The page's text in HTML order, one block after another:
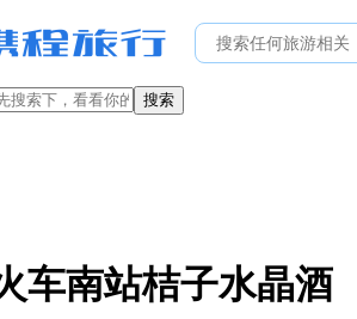
搜索
车南站桔子水晶酒